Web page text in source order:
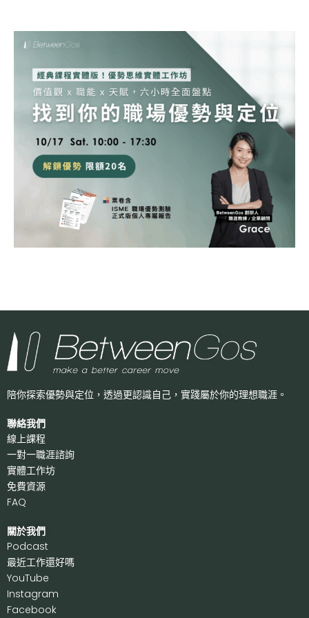
陪你探索優勢與定位，透過更認識自己， 實踐屬於你的理想職涯。
聯絡我們
線上課程
一對一職涯諮詢
實體工作坊
免費資源
FAQ
關於我們
Podcast
最近工作還好嗎
YouTube
Instagram
Facebook